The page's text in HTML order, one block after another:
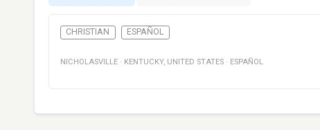
CHRISTIAN ESPAÑOL
NICHOLASVILLE · KENTUCKY, UNITED STATES · ESPAÑOL